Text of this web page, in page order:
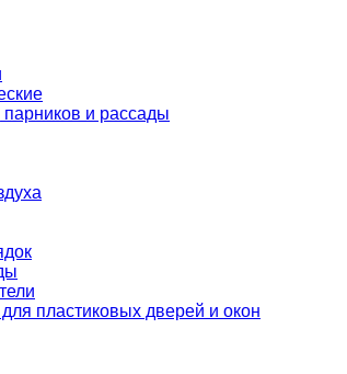
и рассады
пластиковых дверей и окон